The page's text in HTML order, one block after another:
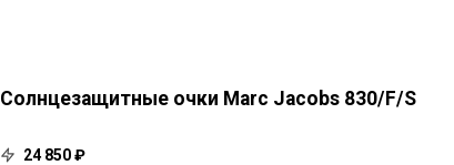
Солнцезащитные очки Marc Jacobs 830/F/S
24 850 ₽